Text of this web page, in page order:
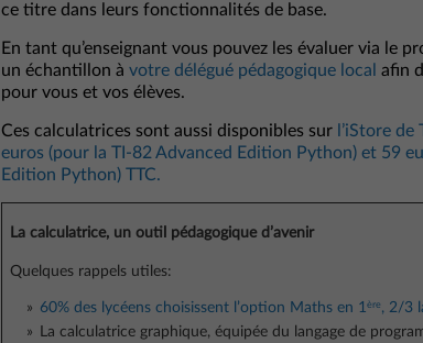
ce titre dans leurs fonctionnalités de base.
En tant qu’enseignant vous pouvez les évaluer via le
un échantillon à votre délégué pédagogique local afin
pour vous et vos élèves.
Ces calculatrices sont aussi disponibles sur l’iStore
euros (pour la TI-82 Advanced Edition Python) et 59
Edition Python) TTC.
La calculatrice, un outil pédagogique d’avenir
Quelques rappels utiles:
60% des lycéens choisissent l’option Maths en 1ère , 2/3
La calculatrice graphique, équipée du langage de